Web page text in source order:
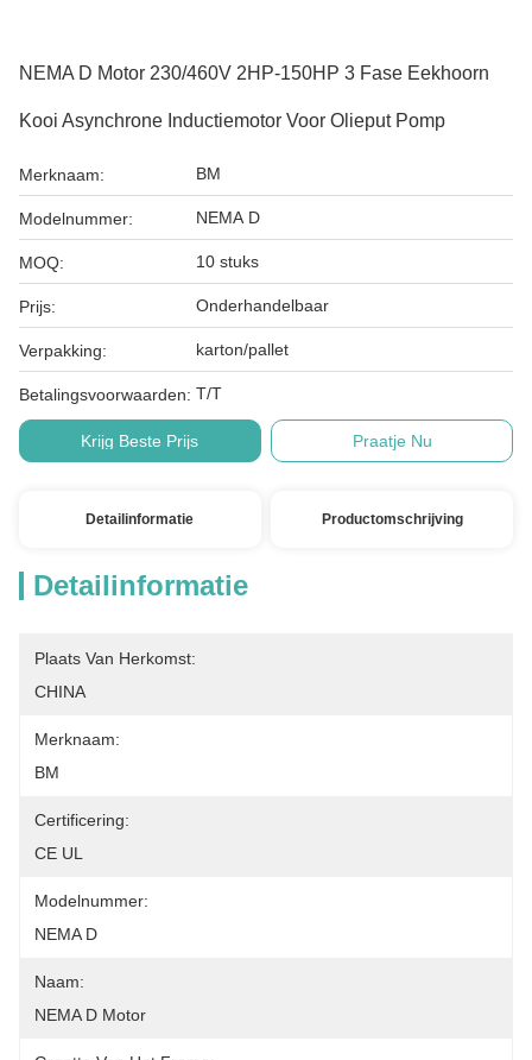
NEMA D Motor 230/460V 2HP-150HP 3 Fase Eekhoorn
Kooi Asynchrone Inductiemotor Voor Olieput Pomp
Merknaam: BM
Modelnummer: NEMA D
MOQ: 10 stuks
Prijs: Onderhandelbaar
Verpakking: karton/pallet
Betalingsvoorwaarden: T/T
Krijg Beste Prijs Praatje Nu
Detailinformatie Productomschrijving
Detailinformatie
Plaats Van Herkomst:
CHINA
Merknaam:
BM
Certificering:
CE UL
Modelnummer:
NEMA D
Naam:
NEMA D Motor